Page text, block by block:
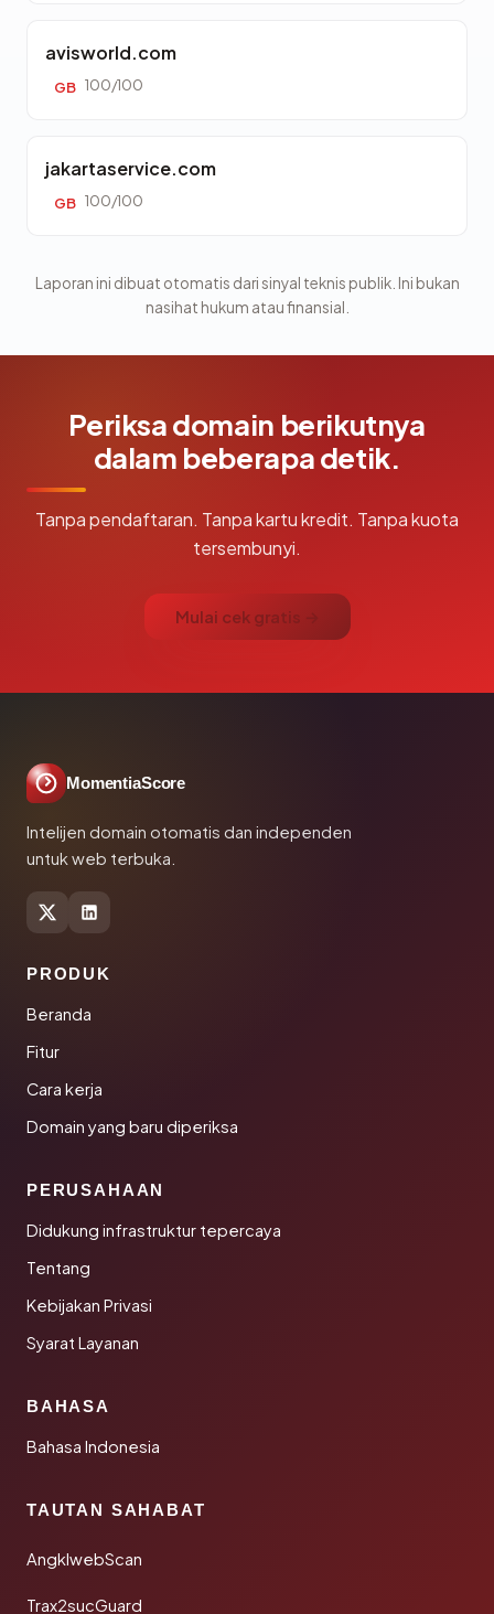
avisworld.com
GB 100/100
jakartaservice.com
GB 100/100
Laporan ini dibuat otomatis dari sinyal teknis publik. Ini bukan
nasihat hukum atau finansial.
Periksa domain berikutnya
dalam beberapa detik.
Tanpa pendaftaran. Tanpa kartu kredit. Tanpa kuota
tersembunyi.
Mulai cek gratis →
MomentiaScore
Intelijen domain otomatis dan independen
untuk web terbuka.
PRODUK
Beranda
Fitur
Cara kerja
Domain yang baru diperiksa
PERUSAHAAN
Didukung infrastruktur tepercaya
Tentang
Kebijakan Privasi
Syarat Layanan
BAHASA
Bahasa Indonesia
TAUTAN SAHABAT
AngklwebScan
Trax2sucGuard